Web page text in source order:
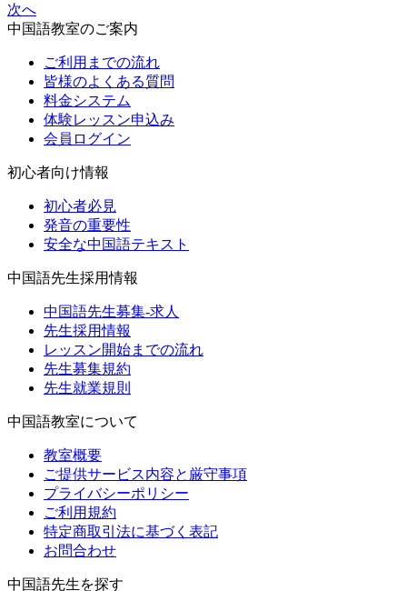
次へ
中国語教室のご案内
ご利用までの流れ
皆様のよくある質問
料金システム
体験レッスン申込み
会員ログイン
初心者向け情報
初心者必見
発音の重要性
安全な中国語テキスト
中国語先生採用情報
中国語先生募集-求人
先生採用情報
レッスン開始までの流れ
先生募集規約
先生就業規則
中国語教室について
教室概要
ご提供サービス内容と厳守事項
プライバシーポリシー
ご利用規約
特定商取引法に基づく表記
お問合わせ
中国語先生を探す